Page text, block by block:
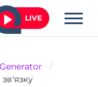
LIVE
/